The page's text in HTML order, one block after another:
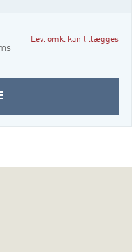
Lev. omk. kan tillægges
OM
GYLDENDALS
PÆDAGOGIKHÅNDBOG